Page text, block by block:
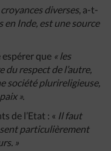
diverses, a-t-
Inde, est une source
espérer que « les
respect de l’autre,
société plurireligieuse,
».
de l’Etat : « Il faut
sent particulièrement
»